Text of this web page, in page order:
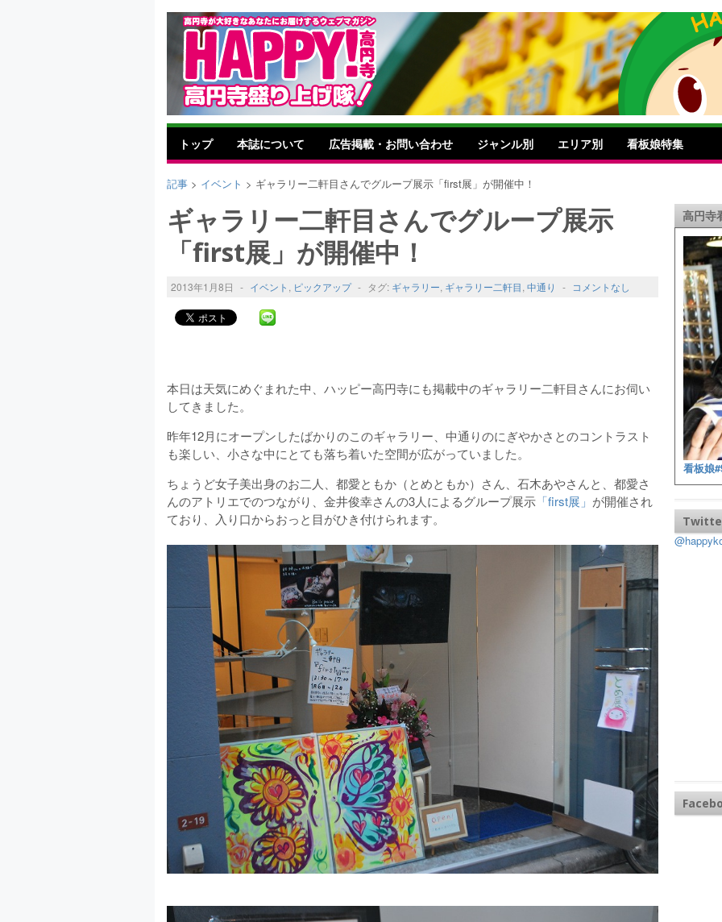
トップ 本誌について 広告掲載・お問い合わせ ジャンル別 エリア別 看板娘特集
記事 > イベント > ギャラリー二軒目さんでグループ展示「first展」が開催中！
ギャラリー二軒目さんでグループ展示
「first展」が開催中！
2013年1月8日 - イベント , ピックアップ - タグ: ギャラリー, ギャラリー二軒目, 中通り - コメントなし
本日は天気にめぐまれた中、ハッピー高円寺にも掲載中のギャラリー二軒目さんにお伺い
してきました。
昨年12月にオープンしたばかりのこのギャラリー、中通りのにぎやかさとのコントラスト
も楽しい、小さな中にとても落ち着いた空間が広がっていました。
ちょうど女子美出身のお二人、都愛ともか（とめともか）さん、石木あやさんと、都愛さ
んのアトリエでのつながり、金井俊幸さんの3人によるグループ展示 「first展」 が開催され
ており、入り口からおっと目がひき付けられます。
高円寺
看板娘